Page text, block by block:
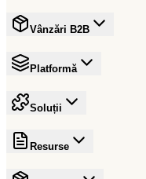
Vânzări B2B
Platformă
Soluții
Resurse